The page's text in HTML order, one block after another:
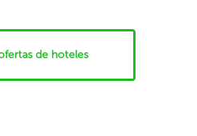
de hoteles